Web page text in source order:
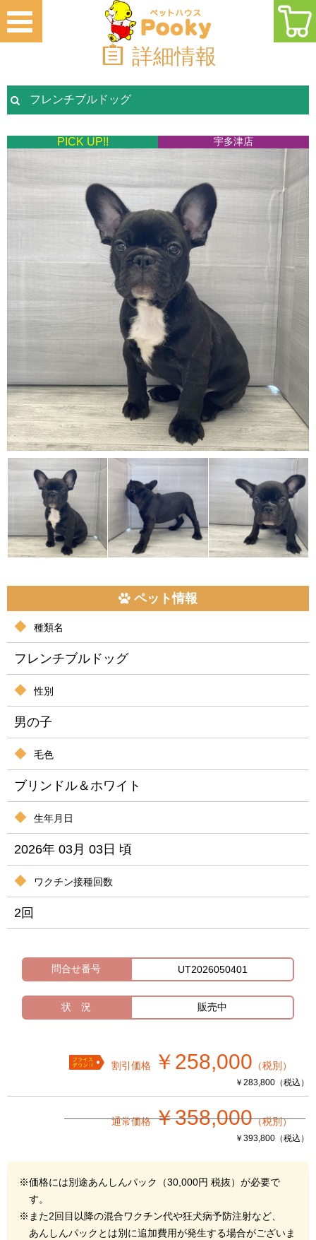
詳細情報
フレンチブルドッグ
PICK UP!! 宇多津店
ペット情報
種類名
フレンチブルドッグ
性別
男の子
毛色
ブリンドル＆ホワイト
生年月日
2026年 03月 03日 頃
ワクチン接種回数
2回
問合せ番号 UT2026050401
状 況 販売中
割引価格 ￥258,000 （税別）
￥283,800（税込）
通常価格￥358,000（税別）
￥393,800（税込）
※価格には別途あんしんパック（30,000円 税抜）が必要で
す。
※また2回目以降の混合ワクチン代や狂犬病予防注射など、
あんしんパックとは別に追加費用が発生する場合がございま